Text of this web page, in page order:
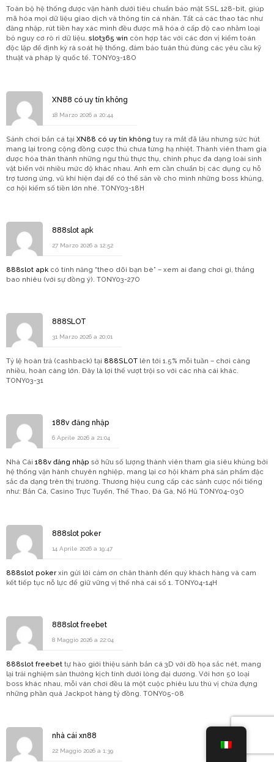
Toàn bộ hệ thống được vận hành dưới tiêu chuẩn bảo mật SSL 128-bit, giúp
mã hóa mọi dữ liệu giao dịch và thông tin cá nhân. Tất cả các thao tác như
đăng nhập, rút tiền hay xác minh đều được mã hóa ở cấp độ cao nhằm loại
bỏ nguy cơ rò rỉ dữ liệu. slot365 win còn hợp tác với các đơn vị kiểm toán
độc lập để định kỳ rà soát hệ thống, đảm bảo tuân thủ đúng các yêu cầu kỹ
thuật và pháp lý quốc tế. TONY03-18O
XN88 có uy tín không
18 Marzo 2026 a 20:44
Sảnh chơi bắn cá tại XN88 có uy tín không tuy ra mắt đã lâu nhưng sức hút
mang lại trong cộng đồng cược thủ chưa từng hạ nhiệt. Thành viên tham gia
được hóa thân thành những ngư thủ thực thụ, chinh phục đa dạng loài sinh
vật biển với nhiều mức độ khác nhau. Anh em cần chuẩn bị các dụng cụ hỗ
trợ tương ứng, vũ khí hiện đại để có thể săn về cho mình những boss khủng,
cơ hội kiếm số tiền lớn nhé. TONY03-18H
888slot apk
27 Marzo 2026 a 12:52
888slot apk có tính năng “theo dõi bạn bè” – xem ai đang chơi gì, thắng
bao nhiêu (với sự đồng ý). TONY03-27O
888SLOT
31 Marzo 2026 a 20:01
Tỷ lệ hoàn trả (cashback) tại 888SLOT lên tới 1.5% mỗi tuần – chơi càng
nhiều, hoàn càng lớn. Đây là lợi thế vượt trội so với các nhà cái khác.
TONY03-31
188v đăng nhập
6 Aprile 2026 a 21:04
Nhà Cái 188v đăng nhập sở hữu số lượng thành viên tham gia siêu khủng bởi
hệ thống vận hành chuyên nghiệp, mang lại cơ hội khám phá sản phẩm đặc
sắc đa dạng trên thị trường. Thương hiệu cung cấp các sảnh cược nổi tiếng
như: Bắn Cá, Casino Trực Tuyến, Thể Thao, Đá Gà, Nổ Hũ TONY04-03O
888slot poker
14 Aprile 2026 a 19:47
888slot poker xin gửi lời cảm ơn chân thành đến quý khách hàng và cam
kết tiếp tục nỗ lực để giữ vững vị thế nhà cái số 1. TONY04-14H
888slot freebet
8 Maggio 2026 a 22:04
888slot freebet tự hào giới thiệu sảnh bắn cá 3D với đồ họa sắc nét, mang
lại trải nghiệm săn thưởng kịch tính dưới lòng đại dương. Với hơn 50 loại
boss khác nhau, mỗi ván chơi đều là một cuộc phiêu lưu thú vị chứa đựng
những phần quà Jackpot hàng tỷ đồng. TONY05-08
nhà cái xn88
22 Maggio 2026 a 1:39